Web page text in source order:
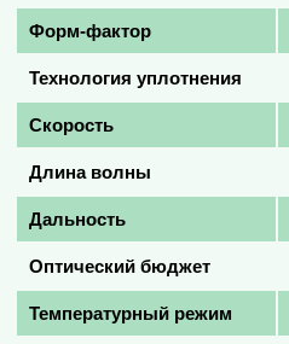
Форм-фактор
Технология уплотнения
Скорость
Длина волны
Дальность
Оптический бюджет
Температурный режим